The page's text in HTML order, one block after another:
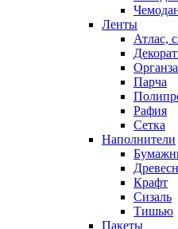
Ленты
Атлас,
Органза
Парча
Рафия
Сетка
Наполнители
Крафт
Сизаль
Тишью
Пакеты